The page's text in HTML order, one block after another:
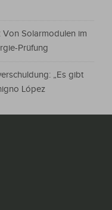
Von Solarmodulen im
Prüfung
„Es gibt
López